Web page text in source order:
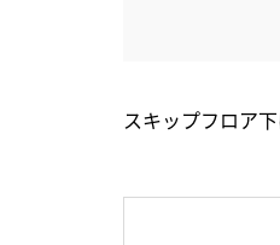
スキップフロア